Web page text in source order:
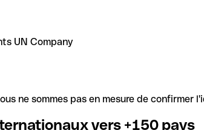
UN Company
ne sommes pas en mesure de
vers +150 pays